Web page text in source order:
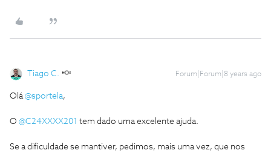
Tiago C. Forum|Forum|8 years ago
Olá@sportela,
O @C24XXXX201 tem dado uma excelente ajuda.
Se a dificuldade se mantiver, pedimos, mais uma vez, que nos